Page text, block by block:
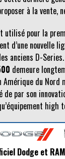
à la vente,
utilisé pour la
d’une nouvelle
anciens D-
demeure
Amérique du Nord
par son
high
Dodge et